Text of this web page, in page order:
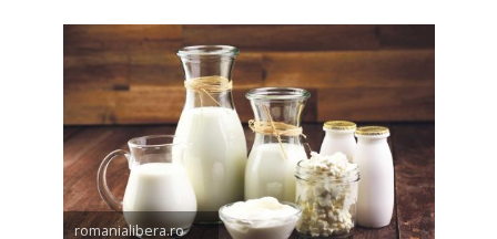
romanialibera.ro